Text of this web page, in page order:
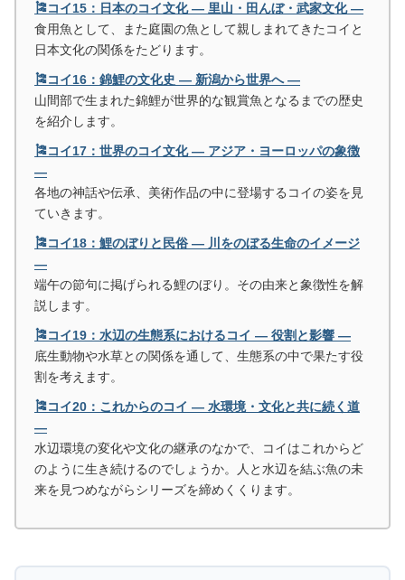
🎏コイ15：日本のコイ文化 ― 里山・田んぼ・武家文化 ―
食用魚として、また庭園の魚として親しまれてきたコイと
日本文化の関係をたどります。
🎏コイ16：錦鯉の文化史 ― 新潟から世界へ ―
山間部で生まれた錦鯉が世界的な観賞魚となるまでの歴史
を紹介します。
🎏コイ17：世界のコイ文化 ― アジア・ヨーロッパの象徴
―
各地の神話や伝承、美術作品の中に登場するコイの姿を見
ていきます。
🎏コイ18：鯉のぼりと民俗 ― 川をのぼる生命のイメージ
―
端午の節句に掲げられる鯉のぼり。その由来と象徴性を解
説します。
🎏コイ19：水辺の生態系におけるコイ ― 役割と影響 ―
底生動物や水草との関係を通して、生態系の中で果たす役
割を考えます。
🎏コイ20：これからのコイ ― 水環境・文化と共に続く道
―
水辺環境の変化や文化の継承のなかで、コイはこれからど
のように生き続けるのでしょうか。人と水辺を結ぶ魚の未
来を見つめながらシリーズを締めくくります。